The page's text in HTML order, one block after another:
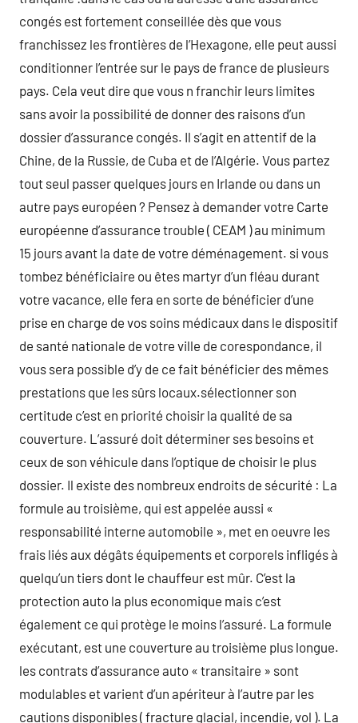
congés est fortement conseillée dès que vous
franchissez les frontières de l’Hexagone, elle peut aussi
conditionner l’entrée sur le pays de france de plusieurs
pays. Cela veut dire que vous n franchir leurs limites
sans avoir la possibilité de donner des raisons d’un
dossier d’assurance congés. Il s’agit en attentif de la
Chine, de la Russie, de Cuba et de l’Algérie. Vous partez
tout seul passer quelques jours en Irlande ou dans un
autre pays européen ? Pensez à demander votre Carte
européenne d’assurance trouble ( CEAM ) au minimum
15 jours avant la date de votre déménagement. si vous
tombez bénéficiaire ou êtes martyr d’un fléau durant
votre vacance, elle fera en sorte de bénéficier d’une
prise en charge de vos soins médicaux dans le dispositif
de santé nationale de votre ville de corespondance, il
vous sera possible d’y de ce fait bénéficier des mêmes
prestations que les sûrs locaux.sélectionner son
certitude c’est en priorité choisir la qualité de sa
couverture. L’assuré doit déterminer ses besoins et
ceux de son véhicule dans l’optique de choisir le plus
dossier. Il existe des nombreux endroits de sécurité : La
formule au troisième, qui est appelée aussi «
responsabilité interne automobile », met en oeuvre les
frais liés aux dégâts équipements et corporels infligés à
quelqu’un tiers dont le chauffeur est mûr. C’est la
protection auto la plus economique mais c’est
également ce qui protège le moins l’assuré. La formule
exécutant, est une couverture au troisième plus longue.
les contrats d’assurance auto « transitaire » sont
modulables et varient d’un apériteur à l’autre par les
cautions disponibles ( fracture glacial, incendie, vol ). La